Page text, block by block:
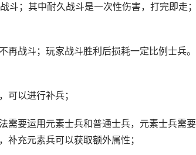
；其中耐久战斗是一次性伤害，打完即走；
战斗；玩家战斗胜利后损耗一定比例士兵。
可以进行补兵；
需要运用元素士兵和普通士兵，元素士兵需
充元素兵可以获取额外属性；